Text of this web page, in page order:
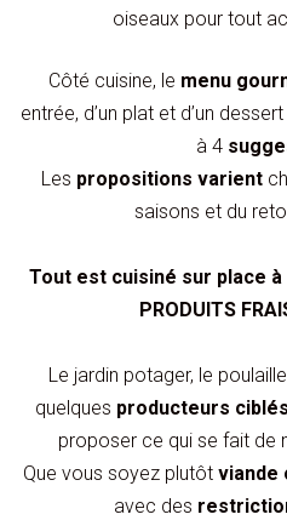
oiseaux pour tout
Côté cuisine, le menu
entrée, d’un plat et d’un
à 4
Les propositions varient
saisons et du
Tout est cuisiné sur place
PRODUITS
Le jardin potager, le
quelques producteurs ciblés
proposer ce qui se fait de
Que vous soyez plutôt viande
avec des